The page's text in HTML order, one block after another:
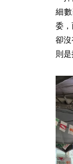
許
利
懈
除
「
細
委
卻
則